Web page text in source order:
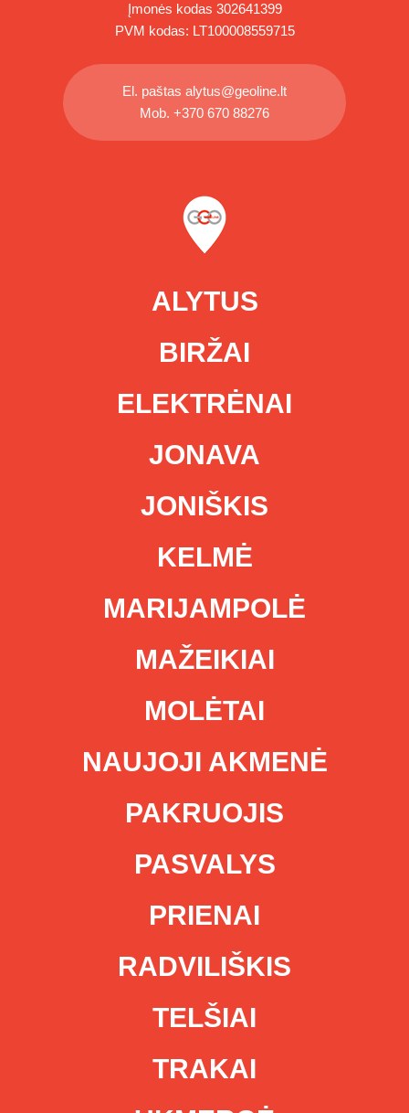
Įmonės kodas 302641399
PVM kodas: LT100008559715
El. paštas alytus@geoline.lt
Mob. +370 670 88276
ALYTUS
BIRŽAI
ELEKTRĖNAI
JONAVA
JONIŠKIS
KELMĖ
MARIJAMPOLĖ
MAŽEIKIAI
MOLĖTAI
NAUJOJI AKMENĖ
PAKRUOJIS
PASVALYS
PRIENAI
RADVILIŠKIS
TELŠIAI
TRAKAI